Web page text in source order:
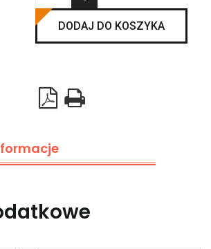
boczny
2,5
mm
stal,
do
mm
DODAJ DO KOSZYKA